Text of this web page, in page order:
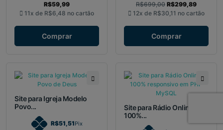
R$59,99
11x de R$6,48 no cartão
Comprar
R$699,00 R$299,89
12x de R$30,11 no cartão
Comprar
Site para Igreja Modelo
Povo...
R$51,51Pix
Site para Rádio Online
100%...